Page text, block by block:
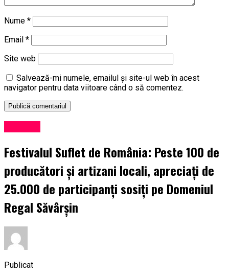
Nume *
Email *
Site web
Salvează-mi numele, emailul și site-ul web în acest
navigator pentru data viitoare când o să comentez.
Festivalul Suflet de România: Peste 100 de
producători și artizani locali, apreciați de
25.000 de participanți sosiți pe Domeniul
Regal Săvârșin
Publicat